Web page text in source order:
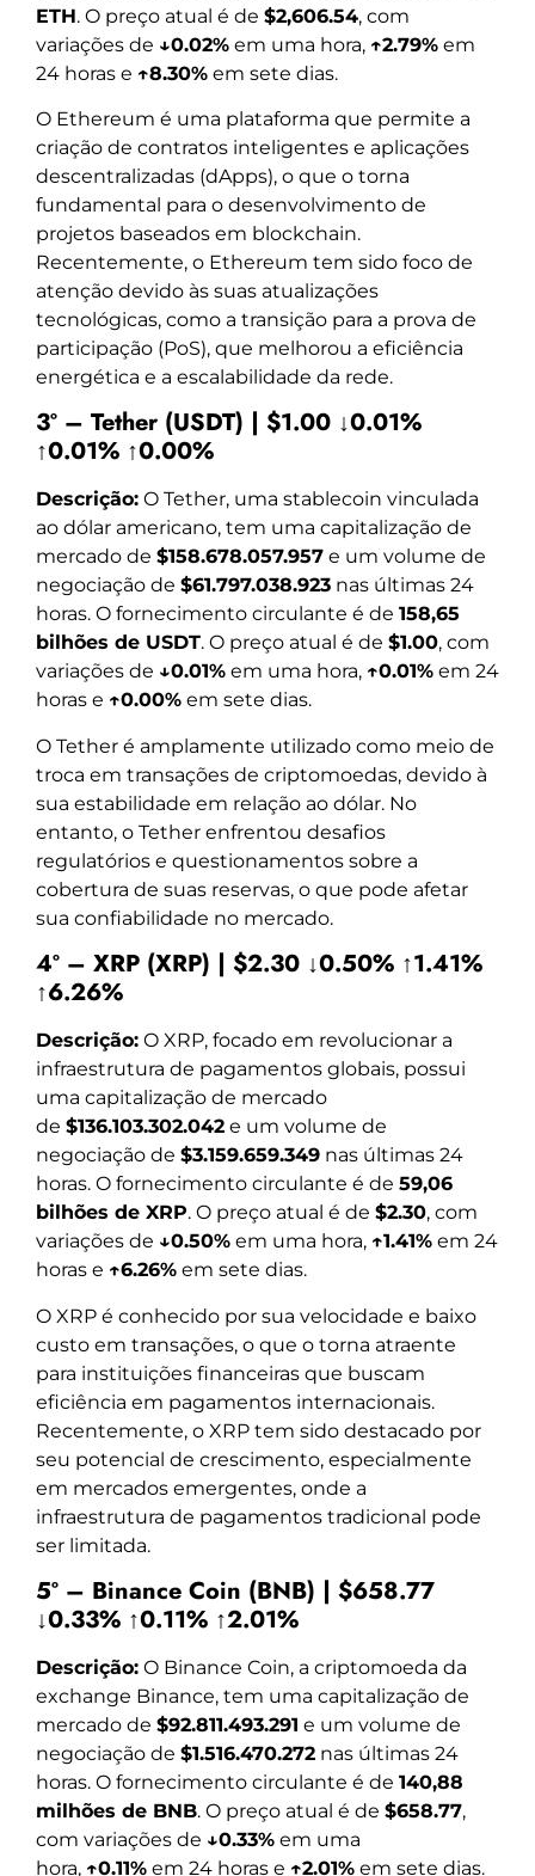
ETH. O preço atual é de $2,606.54, com
variações de ↓0.02% em uma hora, ↑2.79% em
24 horas e ↑8.30% em sete dias.
O Ethereum é uma plataforma que permite a
criação de contratos inteligentes e aplicações
descentralizadas (dApps), o que o torna
fundamental para o desenvolvimento de
projetos baseados em blockchain.
Recentemente, o Ethereum tem sido foco de
atenção devido às suas atualizações
tecnológicas, como a transição para a prova de
participação (PoS), que melhorou a eficiência
energética e a escalabilidade da rede.
3º – Tether (USDT) | $1.00 ↓0.01%
↑0.01% ↑0.00%
Descrição: O Tether, uma stablecoin vinculada
ao dólar americano, tem uma capitalização de
mercado de $158.678.057.957 e um volume de
negociação de $61.797.038.923 nas últimas 24
horas. O fornecimento circulante é de 158,65
bilhões de USDT. O preço atual é de $1.00, com
variações de ↓0.01% em uma hora, ↑0.01% em 24
horas e ↑0.00% em sete dias.
O Tether é amplamente utilizado como meio de
troca em transações de criptomoedas, devido à
sua estabilidade em relação ao dólar. No
entanto, o Tether enfrentou desafios
regulatórios e questionamentos sobre a
cobertura de suas reservas, o que pode afetar
sua confiabilidade no mercado.
4º – XRP (XRP) | $2.30 ↓0.50% ↑1.41%
↑6.26%
Descrição: O XRP, focado em revolucionar a
infraestrutura de pagamentos globais, possui
uma capitalização de mercado
de $136.103.302.042 e um volume de
negociação de $3.159.659.349 nas últimas 24
horas. O fornecimento circulante é de 59,06
bilhões de XRP. O preço atual é de $2.30, com
variações de ↓0.50% em uma hora, ↑1.41% em 24
horas e ↑6.26% em sete dias.
O XRP é conhecido por sua velocidade e baixo
custo em transações, o que o torna atraente
para instituições financeiras que buscam
eficiência em pagamentos internacionais.
Recentemente, o XRP tem sido destacado por
seu potencial de crescimento, especialmente
em mercados emergentes, onde a
infraestrutura de pagamentos tradicional pode
ser limitada.
5º – Binance Coin (BNB) | $658.77
↓0.33% ↑0.11% ↑2.01%
Descrição: O Binance Coin, a criptomoeda da
exchange Binance, tem uma capitalização de
mercado de $92.811.493.291 e um volume de
negociação de $1.516.470.272 nas últimas 24
horas. O fornecimento circulante é de 140,88
milhões de BNB. O preço atual é de $658.77,
com variações de ↓0.33% em uma
hora, ↑0.11% em 24 horas e ↑2.01% em sete dias.